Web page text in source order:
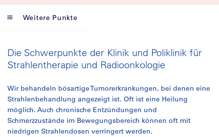
Weitere Punkte
Die Schwerpunkte der Klinik und Poliklinik für
Strahlentherapie und Radioonkologie
Wir behandeln bösartige Tumorerkrankungen, bei denen eine
Strahlenbehandlung angezeigt ist. Oft ist eine Heilung
möglich. Auch chronische Entzündungen und
Schmerzzustände im Bewegungsbereich können oft mit
niedrigen Strahlendosen verringert werden.